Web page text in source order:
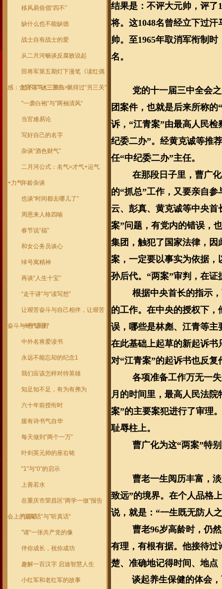
移风易俗倡“四不”
缺什么也不能缺德
战士自有战士的爱
从二月河畅谈反腐败说起
田将军第五期灯下漫笔《读红偶
感：贪官落马<三部曲>》
过不了“这三关”，就得过“另三关”
"一袭白袍“与”两袖清风“
当官难易论
写好自己的名字
杂谈“酒色财气”
二月河公式：名气=才气+运气
+力气年龄杂谈
也谈“时间都去哪儿了”
周恩来人格四喻
春节说“福”
和女公务员谈心
绰号寓精神
再谈“人生十宝”
“走干讲”与“读写想”
让艰苦奋斗与自己相伴，让艰苦
奋斗与时代同行
一丹“语录”
中外名将爱读书
永远不能忘却的纪念1
我们应该怎样对待英雄
知足知不足，有为有弗为
六十年前授衔时
腹有诗书气自华
每天做到“两个一万”
叶剑英元帅的座右铭
"1"与“0”的启示
上善若水
在重庆市荣昌区“两学一做”报告
会上的讲话"说真话“与”听真话“
"请“一张共产党的像
伴你成长，祝你成功
趣解一百汉字 启迪智慧人生
小红军和老红军的故事
结果是：不评大元帅，评了
将。这1048名曾经立下过汗
帅。至1965年取消军衔制时
名。
党的十一届三中全会
团案件，也就是后来所称的
诉，“江青案”由最高人民
纪委二办”。经黄克诚等推
任“中纪委二办”主任。
在那段日子里，曹广
的“抓总”工作，又要亲自
云、彭真、黄克诚等中央
案”问题，有党内的错误，
集团，触犯了国家法律，因
案，一定要以事实为依据
孙后代。“两案”审判，在
根据中央首长的指示
的工作。在中央的授权下
误，哪些是林彪、江青等
在此基础上起草的新起诉书
对“江青案”的起诉书也反复
各项准备工作万无一
月的时间里，最高人民法
案”的主要案犯进行了审理
耻辱柱上。
曹广化为这“两案”特
曹老一生阅历丰富，
致远”的境界。在个人品格
说，就是：“一生既无防人
曹老96岁高龄时，仍
有理，有根有据。他接待
楚、准确地记得时间、地
谈起养生保健的体会